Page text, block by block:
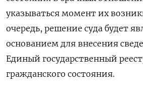
указываться момент их
очередь, решение суда будет
основанием для внесения
Единый государственный
гражданского состояния.